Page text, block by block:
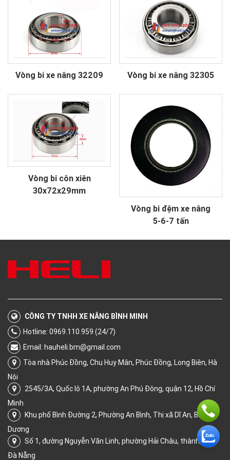
Vòng bi xe nâng 32209 Vòng bi xe nâng 32305
Vòng bi côn xiên
30x72x29mm
Vòng bi đệm xe nâng
5-6-7 tấn
CÔNG TY TNHH XE NÂNG BÌNH MINH
Hotline: 0969.110.959 (24/7)
Email: hauheli.bm@gmail.com
Tòa nhà Phúc Đồng, Chu Huy Mân, Phúc Đồng, Long Biên, Hà
Nội
2545/3A, Quốc lộ 1A, phường An Phú Đông, quận 12, Hồ Chí
Minh
Khu phố Bình Đường 2, Phường An Bình, Thị xã Dĩ An, Bình
Dương
Số 1, đường Nguyễn Văn Linh, phường Hải Châu, thành phố
Đà Nẵng